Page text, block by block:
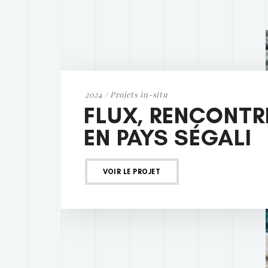
2024 / Projets in-situ
FLUX,
EN PAYS SÉGALI
VOIR LE PROJET